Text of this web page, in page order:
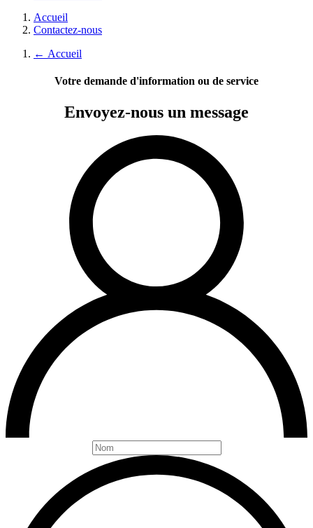
Accueil
Contactez-nous
← Accueil
Votre demande d'information ou de service
Envoyez-nous un message